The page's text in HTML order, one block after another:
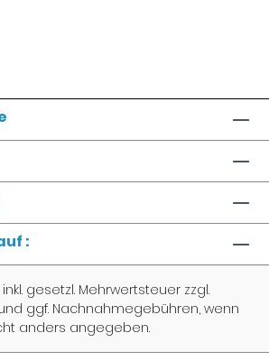
auftreten.
Verwendung von
um die Signalstärke,
und Netzwerkkonfiguration
Überprüfung der Access
und deren Konfiguration,
Kanalzuweisung und
von externen Störungen,
drahtlose Netzwerke,
Mikrowellen oder
Geräte. Messung
von Interferenzen, die die
beeinträchtigen
und Leistungstests:
:
gesetzl. Mehrwertsteuer zzgl.
ggf. Nachnahmegebühren, wenn
anders angegeben.